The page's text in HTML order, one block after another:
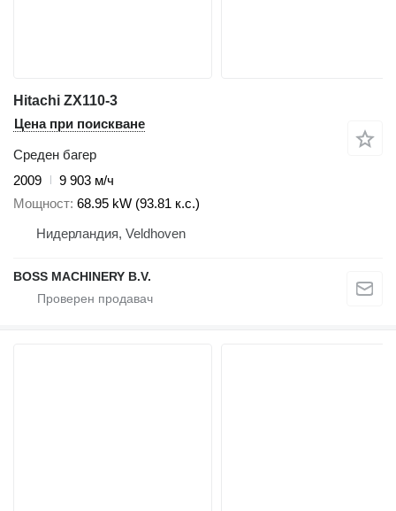
Hitachi ZX110-3
Цена при поискване
Среден багер
2009
9 903 м/ч
Мощност 68.95 kW (93.81 к.с.)
Нидерландия, Veldhoven
BOSS MACHINERY B.V.